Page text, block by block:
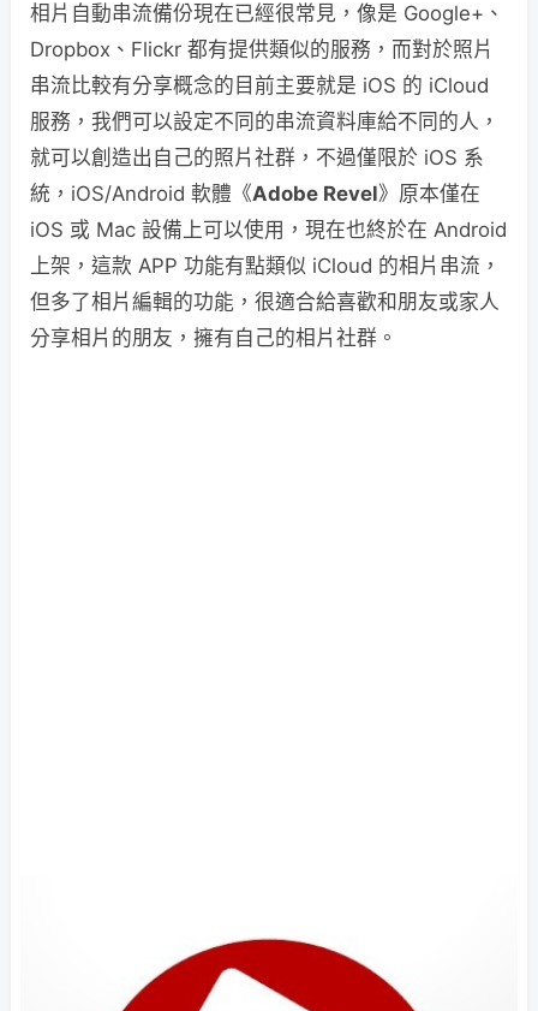
相片自動串流備份現在已經很常見，像是 Google+、
Dropbox、Flickr 都有提供類似的服務，而對於照片
串流比較有分享概念的目前主要就是 iOS 的 iCloud
服務，我們可以設定不同的串流資料庫給不同的人，
就可以創造出自己的照片社群，不過僅限於 iOS 系
統，iOS/Android 軟體《Adobe Revel》原本僅在
iOS 或 Mac 設備上可以使用，現在也終於在 Android
上架，這款 APP 功能有點類似 iCloud 的相片串流，
但多了相片編輯的功能，很適合給喜歡和朋友或家人
分享相片的朋友，擁有自己的相片社群。